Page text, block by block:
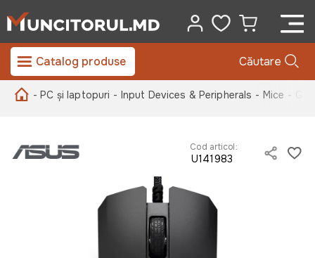
Catalog produse Căutare
- PC și laptopuri - Input Devices & Peripherals - Mice -
Cod articol:
U141983